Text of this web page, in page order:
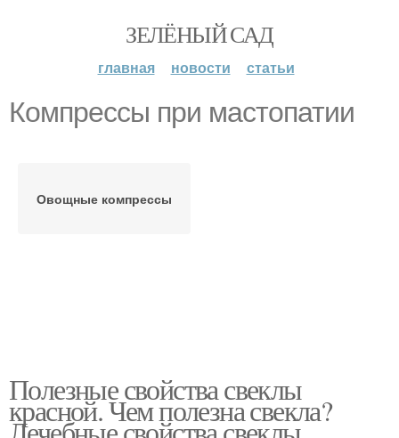
ЗЕЛЁНЫЙ САД
главная новости статьи
Компрессы при мастопатии
Овощные компрессы
Полезные свойства свеклы
красной. Чем полезна свекла?